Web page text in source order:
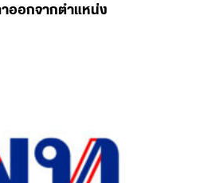
ออกจากตำแหน่ง